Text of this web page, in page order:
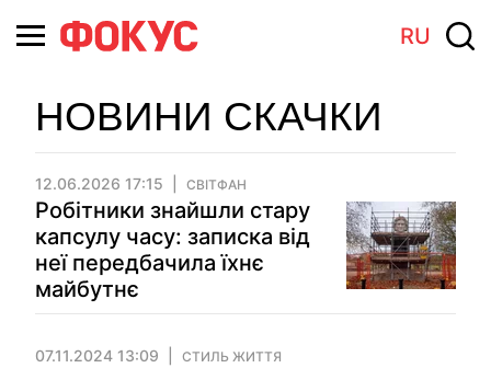
RU
НОВИНИ СКАЧКИ
12.06.2026 17:15 СВІТФАН
Робітники знайшли стару
капсулу часу: записка від
неї передбачила їхнє
майбутнє
07.11.2024 13:09 СТИЛЬ ЖИТТЯ